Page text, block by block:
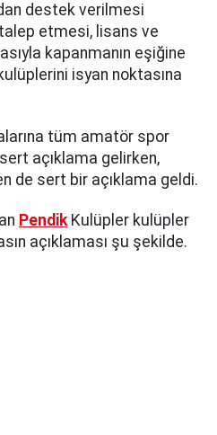
destek verilmesi
etmesi, lisans ve
kapanmanın eşiğine
isyan noktasına
tüm amatör spor
açıklama gelirken,
de sert bir açıklama geldi.
Pendik Kulüpler kulüpler
açıklaması şu şekilde.